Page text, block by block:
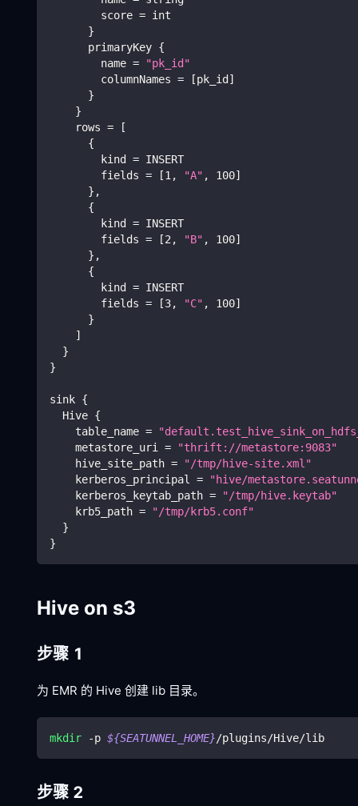
        score
= int
}
      primaryKey
{
        name
=
"pk_id"
        columnNames
= [pk_id ]
}
}
    rows
=
[
{
        kind
= INSERT
        fields
= [1 , "A" , 100]
} ,
{
        kind
= INSERT
        fields
= [2 , "B" , 100]
} ,
{
        kind
= INSERT
        fields
= [3, "C" , 100]
}
]
}
}
sink {
  Hive
{
    table_name
=
    metastore_uri
=
"thrift://metastore:9083"
    hive_site_path
=
"/tmp/hive-site.xml"
    kerberos_principal
=
"hive/
    kerberos_keytab_path
=
"/tmp/hive.keytab"
    krb5_path
=
"/tmp/krb5.conf"
}
}
Hive on s3
步骤 1
为 EMR 的 Hive 创建 lib 目录。
mkdir -p ${SEATUNNEL_HOME}/plugins/Hive/lib
步骤 2